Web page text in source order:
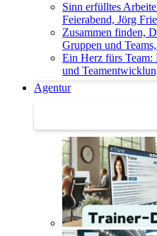
Sinn erfülltes
Feierabend, Jörg
Zusammen finden,
Gruppen und
Ein Herz fürs Team:
und
Agentur